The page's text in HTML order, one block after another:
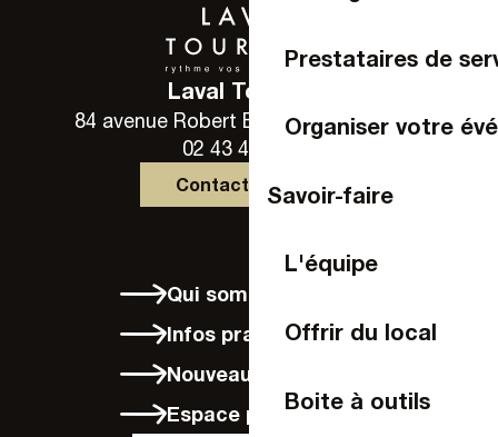
Prestataires de
Organiser votre
Savoir-faire
L'équipe
Offrir du local
Boite à outils
Laval Tourisme
84 avenue Robert Buron - 53000 Laval
02 43 49 46 46
Contactez-nous
Qui sommes-nous
Infos pratiques
Nouveaux arrivants
Espace presse